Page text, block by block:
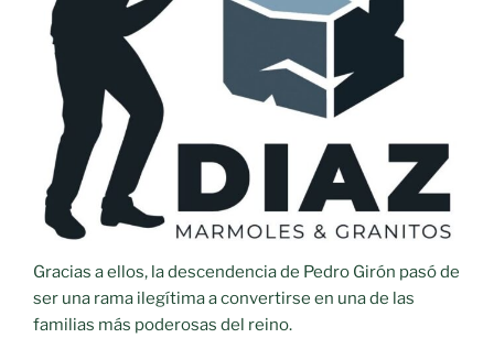
Gracias a ellos, la descendencia de Pedro Girón pasó de
ser una rama ilegítima a convertirse en una de las
familias más poderosas del reino.